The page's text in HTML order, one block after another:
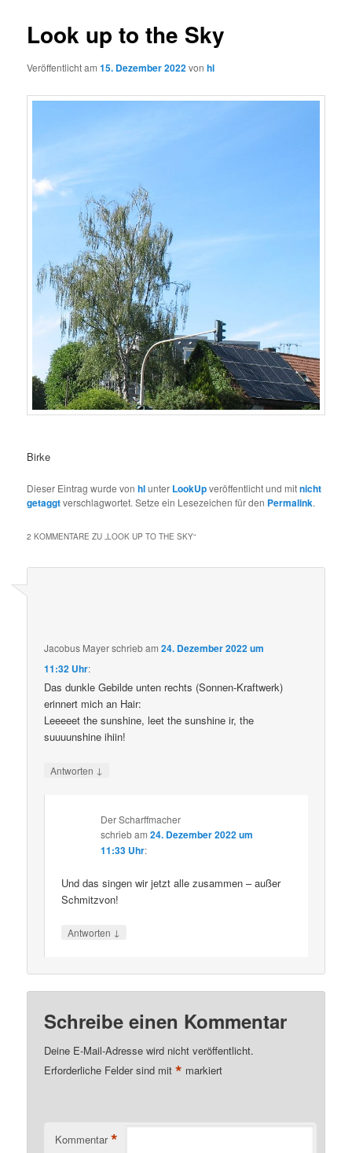
Look up to the Sky
Veröffentlicht am15. Dezember 2022vonhl
Birke
Dieser Eintrag wurde vonhlunter LookUpveröffentlicht und mitnicht
getaggtverschlagwortet. Setze ein Lesezeichen für den Permalink.
2 KOMMENTARE ZU „LOOK UP TO THE SKY“
Jacobus Mayerschriebam24. Dezember 2022 um
11:32 Uhr:
Das dunkle Gebilde unten rechts (Sonnen-Kraftwerk)
erinnert mich an Hair:
Leeeeet the sunshine, leet the sunshine ir, the
suuuunshine ihiin!
Antworten ↓
Der Scharffmacher
schriebam24. Dezember 2022 um
11:33 Uhr:
Und das singen wir jetzt alle zusammen – außer
Schmitzvon!
Antworten ↓
Schreibe einen Kommentar
Deine E-Mail-Adresse wird nicht veröffentlicht.
Erforderliche Felder sind mit* markiert
Kommentar *